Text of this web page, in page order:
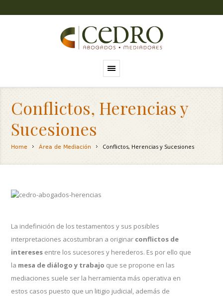
Conflictos, Herencias y
Sucesiones
Home Área de Mediación Conflictos, Herencias y Sucesiones
La indefinición de los testamentos y sus posibles
interpretaciones acostumbran a originar conflictos de
intereses entre los sucesores y herederos. Es por ello que
la mesa de diálogo y trabajo que se propone en las
mediaciones suele ser la herramienta más operativa en
estos casos puesto que un litigio judicial, además de